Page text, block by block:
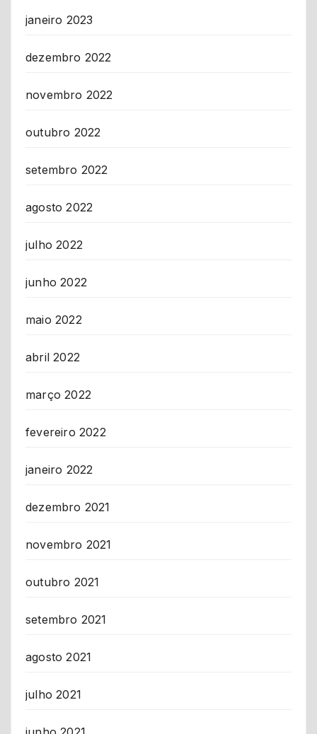
janeiro 2023
dezembro 2022
novembro 2022
outubro 2022
setembro 2022
agosto 2022
julho 2022
junho 2022
maio 2022
abril 2022
março 2022
fevereiro 2022
janeiro 2022
dezembro 2021
novembro 2021
outubro 2021
setembro 2021
agosto 2021
julho 2021